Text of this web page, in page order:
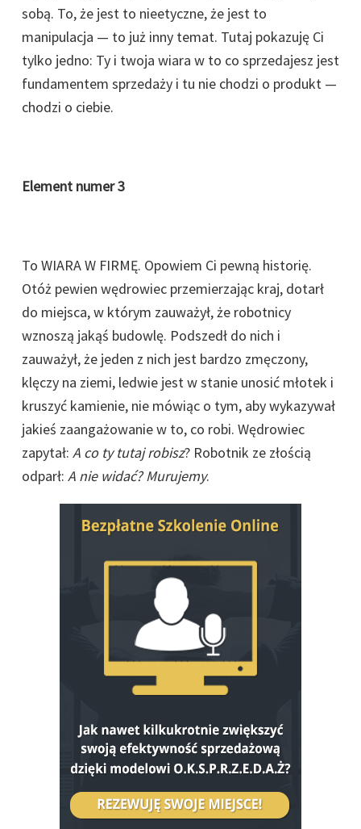
sobą. To, że jest to nieetyczne, że jest to
manipulacja — to już inny temat. Tutaj pokazuję Ci
tylko jedno: Ty i twoja wiara w to co sprzedajesz jest
fundamentem sprzedaży i tu nie chodzi o produkt —
chodzi o ciebie.
Element numer 3
To WIARA W FIRMĘ. Opowiem Ci pewną historię.
Otóż pewien wędrowiec przemierzając kraj, dotarł
do miejsca, w którym zauważył, że robotnicy
wznoszą jakąś budowlę. Podszedł do nich i
zauważył, że jeden z nich jest bardzo zmęczony,
klęczy na ziemi, ledwie jest w stanie unosić młotek i
kruszyć kamienie, nie mówiąc o tym, aby wykazywał
jakieś zaangażowanie w to, co robi. Wędrowiec
zapytał: A co ty tutaj robisz? Robotnik ze złością
odparł: A nie widać? Murujemy.